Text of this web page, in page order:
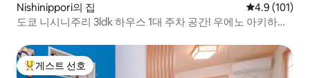
Nishinippori의 집 평점 4.9점(5
4.9 (101)
도쿄 니시니주리 3ldk 하우스 1대 주차 공간! 우에노 아키하바
상위 게스트 선호
게스트 선호